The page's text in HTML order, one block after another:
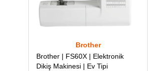
Brother
Brother | FS60X | Elektronik
Dikiş Makinesi | Ev Tipi